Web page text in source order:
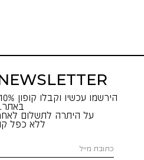
באתר.
על היתרה לתשלום
ללא כפל